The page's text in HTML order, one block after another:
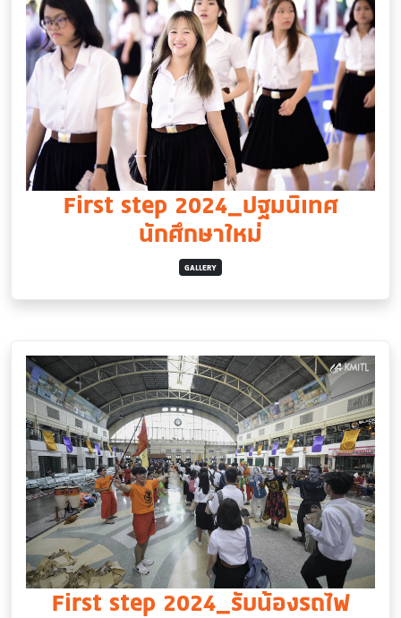
First step 2024_ปฐมนิเทศ
นักศึกษาใหม่
GALLERY
First step 2024_รับน้องรถไฟ